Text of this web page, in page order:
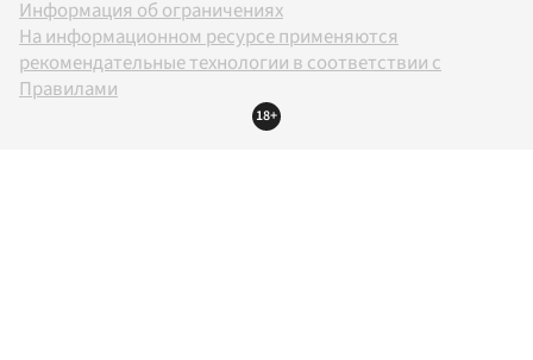
Информация об ограничениях
На информационном ресурсе применяются
рекомендательные технологии в соответствии с
Правилами
18+